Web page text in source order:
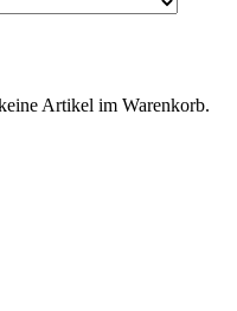
Artikel im Warenkorb.